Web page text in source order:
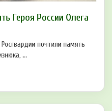
Героя России Олега
почтили память
...